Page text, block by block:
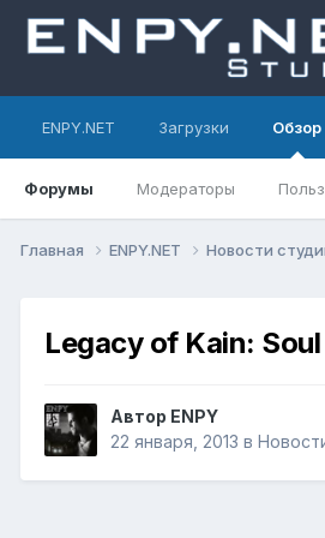
ENPY.NET Загрузки Обзор
Форумы Модераторы
Главная ENPY.NET Новости
Legacy of Kain:
Автор ENPY
22 января, 2013 в